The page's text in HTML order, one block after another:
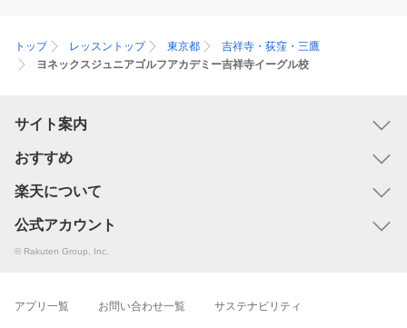
トップ レッスントップ 東京都
吉祥寺・荻窪・三鷹
ヨネックスジュニアゴルフアカデミー吉祥寺イーグル校
サイト案内
おすすめ
楽天について
公式アカウント
© Rakuten Group, Inc.
アプリ一覧 お問い合わせ一覧 サステナビリティ